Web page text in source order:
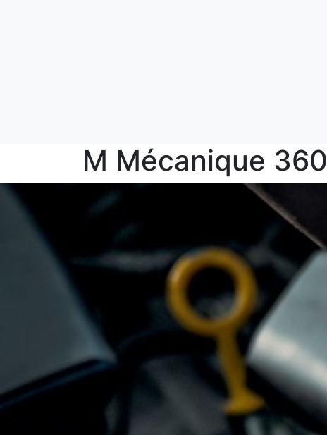
M Mécanique 360